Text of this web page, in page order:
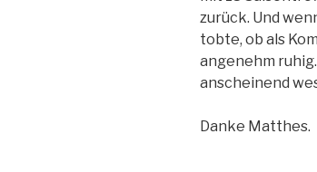
zurück. Und
tobte, ob als
angenehm
anscheinend
Danke Matthes.